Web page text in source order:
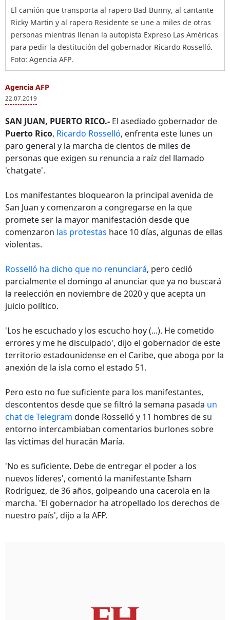
El camión que transporta al rapero Bad Bunny, al cantante
Ricky Martin y al rapero Residente se une a miles de otras
personas mientras llenan la autopista Expreso Las Américas
para pedir la destitución del gobernador Ricardo Rosselló.
Foto: Agencia AFP.
Agencia AFP
22.07.2019
SAN JUAN, PUERTO RICO.- El asediado gobernador de
Puerto Rico, Ricardo Rosselló, enfrenta este lunes un
paro general y la marcha de cientos de miles de
personas que exigen su renuncia a raíz del llamado
'chatgate'.
Los manifestantes bloquearon la principal avenida de
San Juan y comenzaron a congregarse en la que
promete ser la mayor manifestación desde que
comenzaron las protestas hace 10 días, algunas de ellas
violentas.
Rosselló ha dicho que no renunciará, pero cedió
parcialmente el domingo al anunciar que ya no buscará
la reelección en noviembre de 2020 y que acepta un
juicio político.
'Los he escuchado y los escucho hoy (...). He cometido
errores y me he disculpado', dijo el gobernador de este
territorio estadounidense en el Caribe, que aboga por la
anexión de la isla como el estado 51.
Pero esto no fue suficiente para los manifestantes,
descontentos desde que se filtró la semana pasada un
chat de Telegram donde Rosselló y 11 hombres de su
entorno intercambiaban comentarios burlones sobre
las víctimas del huracán María.
'No es suficiente. Debe de entregar el poder a los
nuevos líderes', comentó la manifestante Isham
Rodríguez, de 36 años, golpeando una cacerola en la
marcha. 'El gobernador ha atropellado los derechos de
nuestro país', dijo a la AFP.